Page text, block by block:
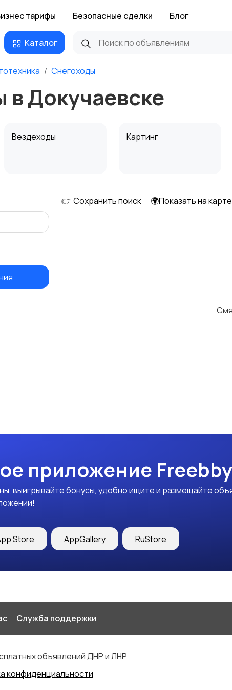
тарифы Безопасные сделки Блог
Каталог
Снегоходы
в Докучаевске
Вездеходы Картинг
👉 Сохранить поиск 🌍Показать на карте
приложение Freebby
выигрывайте бонусы, удобно ищите и размещайте
Store AppGallery RuStore
Служба поддержки
объявлений ДНР и ЛНР
конфиденциальности